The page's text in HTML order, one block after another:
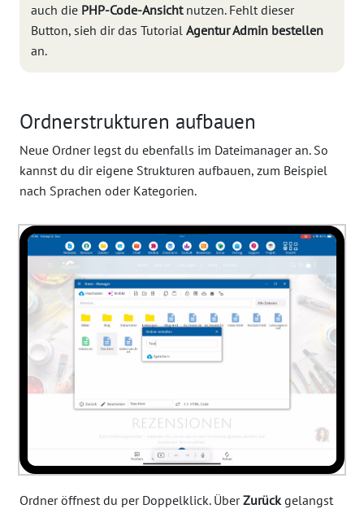
auch die PHP-Code-Ansichtnutzen. Fehlt dieser
Button, sieh dir das Tutorial Agentur Admin bestellen
an.
Ordnerstrukturen aufbauen
Neue Ordner legst du ebenfalls im Dateimanager an. So
kannst du dir eigene Strukturen aufbauen, zum Beispiel
nach Sprachen oder Kategorien.
Ordner öffnest du per Doppelklick. ÜberZurück gelangst